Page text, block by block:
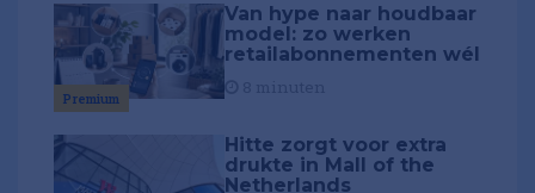
Premium
Van hype naar houdbaar
model: zo werken
retailabonnementen wél
Hitte zorgt voor extra
drukte in Mall of the
Netherlands